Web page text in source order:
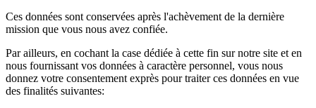
Ces données sont conservées après l'achèvement de la dernière
mission que vous nous avez confiée.
Par ailleurs, en cochant la case dédiée à cette fin sur notre site et en
nous fournissant vos données à caractère personnel, vous nous
donnez votre consentement exprès pour traiter ces données en vue
des finalités suivantes: